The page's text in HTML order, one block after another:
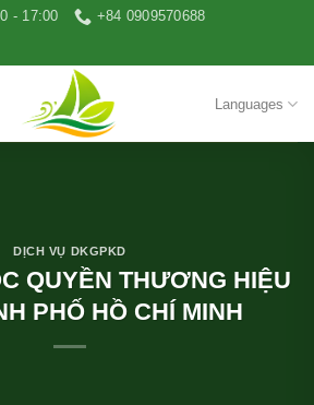
- 17:00
+84 0909570688
Languages
DỊCH VỤ DKGPKD
QUYỀN THƯƠNG HIỆU
PHỐ HỒ CHÍ MINH